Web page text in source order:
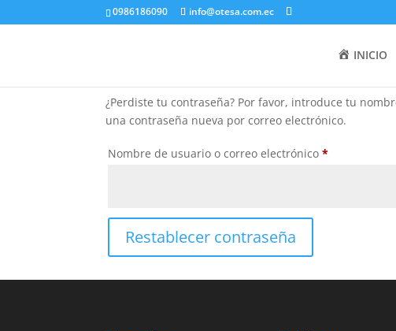
0986186090 info@otesa.com.ec
INICIO
¿Perdiste tu contraseña? Por favor, introduce tu
una contraseña nueva por correo electrónico.
Nombre de usuario o correo electrónico*Obligatorio
Restablecer contraseña